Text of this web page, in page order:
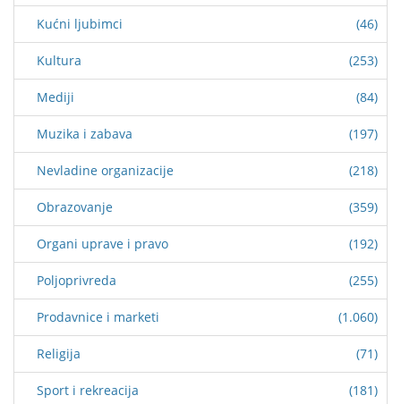
Kućni ljubimci (46)
Kultura (253)
Mediji (84)
Muzika i zabava (197)
Nevladine organizacije (218)
Obrazovanje (359)
Organi uprave i pravo (192)
Poljoprivreda (255)
Prodavnice i marketi (1.060)
Religija (71)
Sport i rekreacija (181)